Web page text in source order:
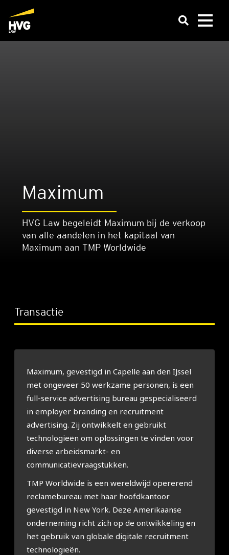
Maxi­mum
HVG Law begeleidt Maximum bij de verkoop
van alle aandelen in het kapitaal van
Maximum aan TMP Worldwide
Transactie
Maximum, gevestigd in Capelle aan den IJssel
met ongeveer 50 werkzame personen, is een
full-service advertising bureau gespecialiseerd
in employer branding en recruitment
advertising. Zij ontwikkelt en gebruikt
technologieën om oplossingen te vinden voor
diverse arbeidsmarkt- en
communicatievraagstukken.
TMP Worldwide is een wereldwijd opererend
reclamebureau met haar hoofdkantoor
gevestigd in New York. Deze Amerikaanse
onderneming richt zich op de ontwikkeling en
het gebruik van globale digitale recruitment
technologieën.